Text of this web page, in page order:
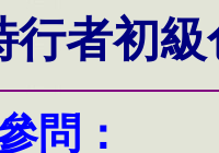
行者初
問：